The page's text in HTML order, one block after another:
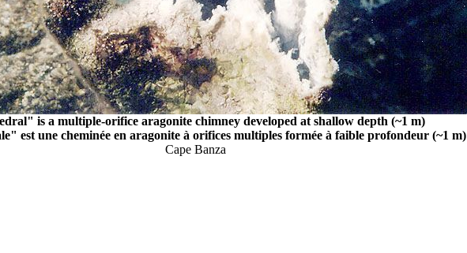
is a multiple-orifice aragonite chimney developed at shallow depth (~1 m)
est une cheminée en aragonite à orifices multiples formée à faible profondeur (~1 m)
Cape Banza